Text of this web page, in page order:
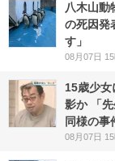
八木山動
の死因発
す」
08月07日
15歳少
影か 「
同様の事
08月07日